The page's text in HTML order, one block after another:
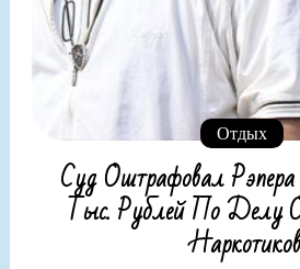
Отдых
Суд Оштрафовал
Тыс. Рублей По Делу